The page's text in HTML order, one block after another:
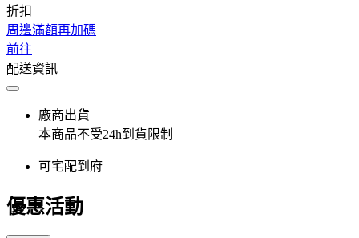
折扣
周邊滿額再加碼
前往
配送資訊
廠商出貨
本商品不受24h到貨限制
可宅配到府
優惠活動